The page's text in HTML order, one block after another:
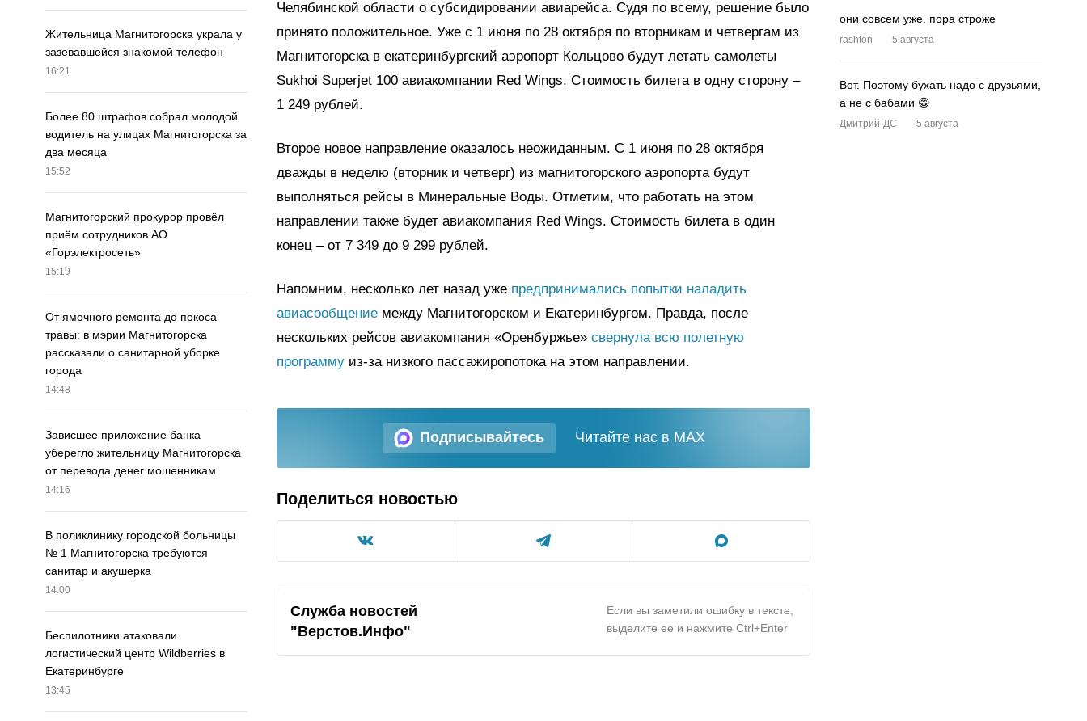
Жительница Магнитогорска украла у
зазевавшейся знакомой телефон
16:21
Более 80 штрафов собрал молодой
водитель на улицах Магнитогорска за
два месяца
15:52
Магнитогорский прокурор провёл
приём сотрудников АО
«Горэлектросеть»
15:19
От ямочного ремонта до покоса
травы: в мэрии Магнитогорска
рассказали о санитарной уборке
города
14:48
Зависшее приложение банка
уберегло жительницу Магнитогорска
от перевода денег мошенникам
14:16
В поликлинику городской больницы
№ 1 Магнитогорска требуются
санитар и акушерка
14:00
Беспилотники атаковали
логистический центр Wildberries в
Екатеринбурге
13:45
Челябинской области о субсидировании авиарейса. Судя по всему, решение было
принято положительное. Уже с 1 июня по 28 октября по вторникам и четвергам из
Магнитогорска в екатеринбургский аэропорт Кольцово будут летать самолеты
Sukhoi Superjet 100 авиакомпании Red Wings. Стоимость билета в одну сторону –
1 249 рублей.
Второе новое направление оказалось неожиданным. С 1 июня по 28 октября
дважды в неделю (вторник и четверг) из магнитогорского аэропорта будут
выполняться рейсы в Минеральные Воды. Отметим, что работать на этом
направлении также будет авиакомпания Red Wings. Стоимость билета в один
конец – от 7 349 до 9 299 рублей.
Напомним, несколько лет назад уже предпринимались попытки наладить
авиасообщение между Магнитогорском и Екатеринбургом. Правда, после
нескольких рейсов авиакомпания «Оренбуржье» свернула всю полетную
программу из-за низкого пассажиропотока на этом направлении.
Подписывайтесь Читайте нас в MAX
Поделиться новостью
Служба новостей
"Верстов.Инфо"
Если вы заметили ошибку в тексте,
выделите ее и нажмите Ctrl+Enter
они совсем уже. пора строже
rashton 5 августа
Вот. Поэтому бухать надо с друзьями,
а не с бабами 😁
Дмитрий-ДС 5 августа